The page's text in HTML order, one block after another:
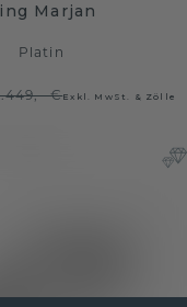
Marjan
Platin
€Exkl. MwSt. & Zölle